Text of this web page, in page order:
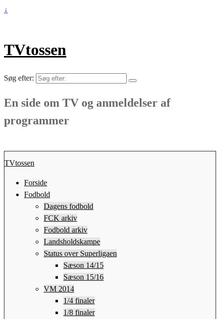
↓
TVtossen
Søg efter:
En side om TV og anmeldelser af
programmer
TVtossen
Forside
Fodbold
Dagens fodbold
FCK arkiv
Fodbold arkiv
Landsholdskampe
Status over Superligaen
Sæson 14/15
Sæson 15/16
VM 2014
1/4 finaler
1/8 finaler